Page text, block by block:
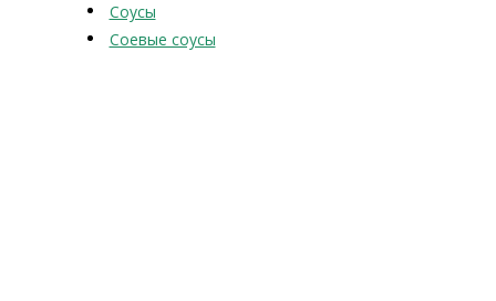
Соусы
Соевые соусы